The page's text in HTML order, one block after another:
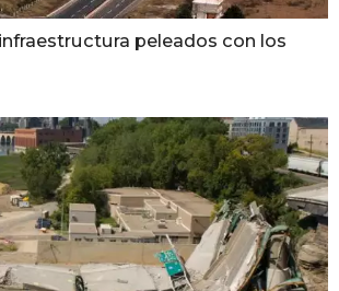
peleados con los